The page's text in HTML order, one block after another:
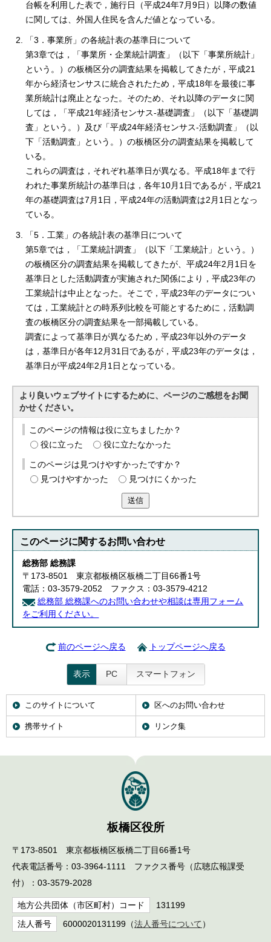
台帳を利用した表で，施行日（平成24年7月9日）以降の数値
に関しては、外国人住民を含んだ値となっている。
「3．事業所」の各統計表の基準日について
第3章では，「事業所・企業統計調査」（以下「事業所統計」
という。）の板橋区分の調査結果を掲載してきたが，平成21
年から経済センサスに統合されたため，平成18年を最後に事
業所統計は廃止となった。そのため、それ以降のデータに関
しては，「平成21年経済センサス‐基礎調査」（以下「基礎調
査」という。）及び「平成24年経済センサス‐活動調査」（以
下「活動調査」という。）の板橋区分の調査結果を掲載して
いる。
これらの調査は，それぞれ基準日が異なる。平成18年まで行
われた事業所統計の基準日は，各年10月1日であるが，平成21
年の基礎調査は7月1日，平成24年の活動調査は2月1日となっ
ている。
「5．工業」の各統計表の基準日について
第5章では，「工業統計調査」（以下「工業統計」という。）
の板橋区分の調査結果を掲載してきたが、平成24年2月1日を
基準日とした活動調査が実施された関係により，平成23年の
工業統計は中止となった。そこで，平成23年のデータについ
ては，工業統計との時系列比較を可能とするために，活動調
査の板橋区分の調査結果を一部掲載している。
調査によって基準日が異なるため，平成23年以外のデータ
は，基準日が各年12月31日であるが，平成23年のデータは，
基準日が平成24年2月1日となっている。
より良いウェブサイトにするために、ページのご感想をお聞
かせください。
このページの情報は役に立ちましたか？
役に立った
役に立たなかった
このページは見つけやすかったですか？
見つけやすかった
見つけにくかった
送信
このページに関するお問い合わせ
総務部 総務課
〒173-8501 東京都板橋区板橋二丁目66番1号
電話：03-3579-2052 ファクス：03-3579-4212
総務部 総務課へのお問い合わせや相談は専用フォーム
をご利用ください。
前のページへ戻る トップページへ戻る
表示 PC スマートフォン
このサイトについて 区へのお問い合わせ
携帯サイト リンク集
板橋区役所
〒173-8501 東京都板橋区板橋二丁目66番1号
代表電話番号：03-3964-1111 ファクス番号（広聴広報課受
付）：03-3579-2028
地方公共団体（市区町村）コード 131199
法人番号 6000020131199（法人番号について ）